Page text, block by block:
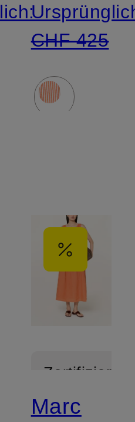
CHF 425
Zertifiziert
Marc